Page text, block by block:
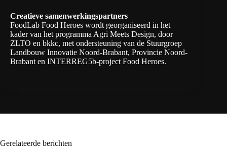
Creatieve samenwerkingspartners
FoodLab Food Heroes wordt georganiseerd in het
kader van het programma Agri Meets Design, door
ZLTO en bkkc, met ondersteuning van de Stuurgroep
Landbouw Innovatie Noord-Brabant, Provincie Noord-
Brabant en INTERREG5b-project Food Heroes.
Gerelateerde berichten